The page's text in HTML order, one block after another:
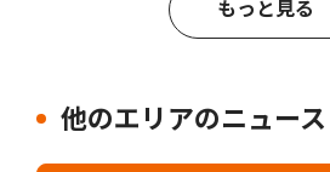
もっと見る
他のエリアのニュース